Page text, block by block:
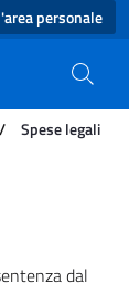
personale
/ Spese legali
dal